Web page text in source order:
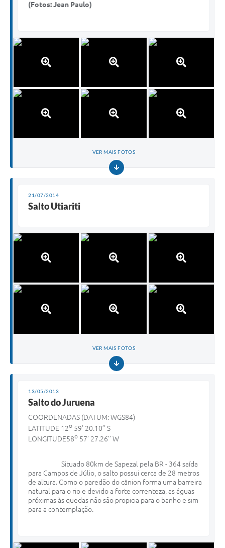
(Fotos: Jean Paulo)
VER MAIS FOTOS
21/07/2014
Salto Utiariti
VER MAIS FOTOS
13/05/2013
Salto do Juruena
COORDENADAS (DATUM: WGS84)
LATITUDE 12o 59’ 20.10’’ S
LONGITUDE58o 57’ 27.26’’ W
Situado 80km de Sapezal pela BR - 364 saída
para Campos de Júlio, o salto possui cerca de 28 metros
de altura. Como o paredão do cânion forma uma barreira
natural para o rio e devido a forte correnteza, as águas
próximas às quedas não são propicia para o banho e sim
para a contemplação.